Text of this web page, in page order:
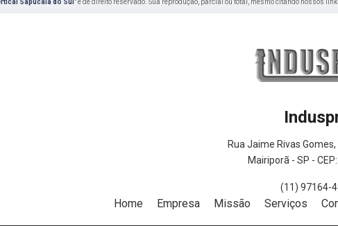
Sapucaia do Sul " é de direito reservado. Sua reprodução, parcial ou total, mesmo citando nossos
Rua Jaime Rivas
Mairiporã - SP -
(11) 97164-
Home Empresa Missão Serviços